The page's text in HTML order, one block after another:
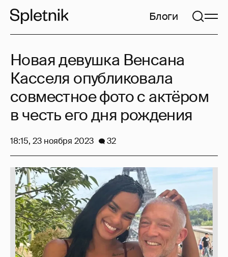
Блоги
Новая девушка Венсана
Касселя опубликовала
совместное фото с актёром
в честь его дня рождения
18:15, 23 ноября 2023 32